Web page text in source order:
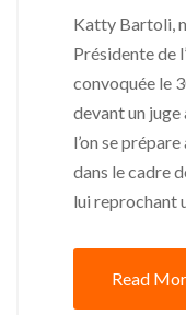
Katty Bartoli,
Présidente de
convoquée le
devant un
l’on se
dans le cadre
lui reprochant
Read